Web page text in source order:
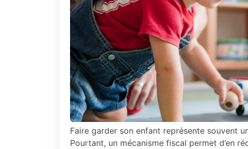
Faire garder son enfant représente souvent
Pourtant, un mécanisme fiscal permet d’en